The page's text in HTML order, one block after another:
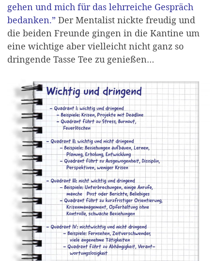
gehen und mich für das lehrreiche Gespräch
bedanken.” Der Mentalist nickte freudig und
die beiden Freunde gingen in die Kantine um
eine wichtige aber vielleicht nicht ganz so
dringende Tasse Tee zu genießen…